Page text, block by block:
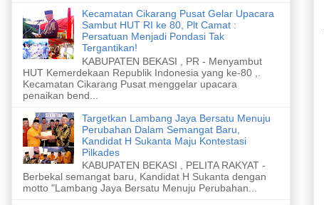
Kecamatan Cikarang Pusat Gelar Upacara
Sambut HUT RI ke 80, Plt Camat :
Persatuan Menjadi Pondasi Tak
Tergantikan!
KABUPATEN BEKASI , PR - Menyambut
HUT Kemerdekaan Republik Indonesia yang ke-80 ,.
Kecamatan Cikarang Pusat menggelar upacara
penaikan bend...
Targetkan Lambang Jaya Bersatu Menuju
Perubahan Dalam Semangat Baru,
Kandidat H Sukanta Maju Kontestasi
Pilkades
KABUPATEN BEKASI , PELITA RAKYAT -
Berbekal semangat baru, Kandidat H Sukanta dengan
motto "Lambang Jaya Bersatu Menuju Perubahan...